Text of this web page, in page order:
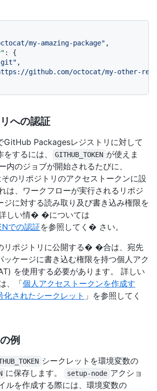
my-amazing-package" ,
:
{
,
github.com/octocat/my-other-
への認証
GitHub Packagesレジストリに対して
するには、
GITHUB_TOKEN が使えま
内のジョブが開始されるたびに、
そのリポジトリのアクセストークンに設
は、ワークフローが実行されるリポジ
ジに対する読み取り及び書き込み権限を
しい情� �については
での認証を参照してく� さい。
リポジトリに公開する� �合は、宛先
ッケージに書き込む権限を持つ個人アク
を使用する必要があります。 詳しい
、「個人アクセストークンを作成す
化されたシークレット 」を参照してく
例
シークレットを環境変数の
に保存します。 setup-node アクショ
ルを作成する際には、環境変数の